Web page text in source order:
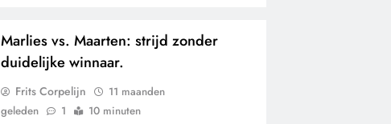
Marlies vs. Maarten: strijd zonder
duidelijke winnaar.
Frits Corpelijn
11 maanden
geleden
1 10 minuten